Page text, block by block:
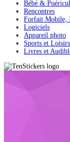
Bébé &
Rencontres
Forfait Mobile,
Logiciels
Appareil photo
Sports et Loisirs
Livres et